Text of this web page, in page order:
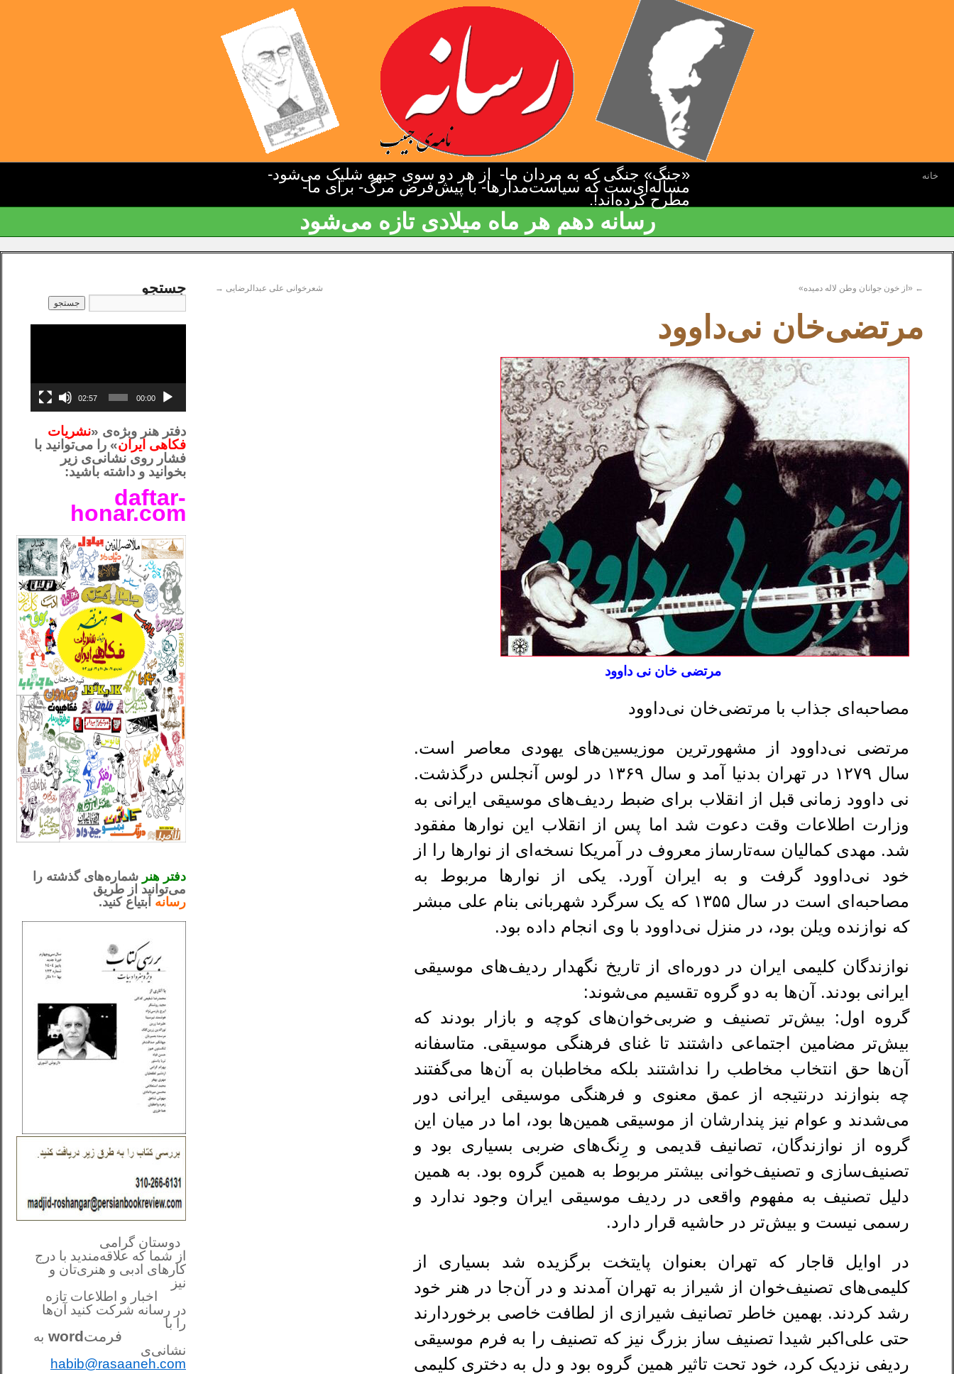
خانه «جنگ» جنگی که به مردان ما- از هر دو سوی جبهه شلیک می‌شود-
مسأله‌ای‌ست که سیاست‌مدارها- با پیش‌فرض مرگ- برای ما-
مطرح کرده‌اند!.
رسانه دهم هر ماه میلادی تازه می‌شود
← «از خون جوانان وطن لاله دمیده» شعرخوانی علی عبدالرضایی →
مرتضی‌خان نی‌داوود
مرتضی خان نی داوود
مصاحبه‌ای جذاب با مرتضی‌خان نی‌داوود
مرتضی نی‌داوود از مشهورترین موزیسین‌های یهودی معاصر است.
سال ۱۲۷۹ در تهران بدنیا آمد و سال ۱۳۶۹ در لوس آنجلس درگذشت.
نی داوود زمانی قبل از انقلاب برای ضبط ردیف‌های موسیقی ایرانی به
وزارت اطلاعات وقت دعوت شد اما پس از انقلاب این نوارها مفقود
شد. مهدی کمالیان سه‌تارساز معروف در آمریکا نسخه‌ای از نوارها را از
خود نی‌داوود گرفت و به ایران آورد. یکی از نوارها مربوط به
مصاحبه‌ای است در سال ۱۳۵۵ که یک سرگرد شهربانی بنام علی مبشر
که نوازنده ویلن بود، در منزل نی‌داوود با وی انجام داده بود.
نوازندگان کلیمی ایران در دوره‌ای از تاریخ نگهدار ردیف‌های موسیقی
ایرانی بودند. آن‌ها به دو گروه تقسیم می‌شوند:
گروه اول: بیش‌تر تصنیف و ضربی‌خوان‌های کوچه و بازار بودند که
بیش‌تر مضامین اجتماعی داشتند تا غنای فرهنگی موسیقی. متاسفانه
آن‌ها حق انتخاب مخاطب را نداشتند بلکه مخاطبان به آن‌ها می‌گفتند
چه بنوازند درنتیجه از عمق معنوی و فرهنگی موسیقی ایرانی دور
می‌شدند و عوام نیز پندارشان از موسیقی همین‌ها بود، اما در میان این
گروه از نوازندگان، تصانیف قدیمی و رِنگ‌های ضربی بسیاری بود و
تصنیف‌‌سازی و تصنیف‌خوانی بیشتر مربوط به همین گروه بود. به همین
دلیل تصنیف به مفهوم واقعی در ردیف موسیقی ایران وجود ندارد و
رسمی نیست و بیش‌تر در حاشیه قرار دارد.
در اوایل قاجار که تهران بعنوان پایتخت برگزیده شد بسیاری از
کلیمی‌های تصنیف‌خوان از شیراز به تهران آمدند و در آن‌جا در هنر خود
رشد کردند. بهمین خاطر تصانیف شیرازی از لطافت خاصی برخوردارند
حتی علی‌اکبر شیدا تصنیف ساز بزرگ نیز که تصنیف را به فرم موسیقی
ردیفی نزدیک کرد، خود تحت تاثیر همین گروه بود و دل به دختری کلیمی
جستجو
00:00
02:57
دفتر هنر وبژه‌ی «نشریات
فکاهی ایران» را می‌توانید با
فشار روی نشانی‌ی زیر
بخوانید و داشته باشید:
daftar-
honar.com
دفتر هنر شماره‌های گذشته را
می‌توانید از طریق
رسانه ابتیاع کنید.
دوستان گرامی
از شما که علاقه‌مندید با درج
کارهای‌ ادبی و هنری‌تان و
نیز
اخبار و اطلاعات تازه
در رسانه شرکت کنید آن‌ها
را با
فرمتword به
نشانی‌ی
habib@rasaaneh.com